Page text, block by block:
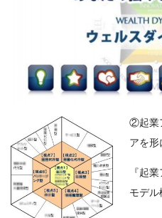
②起業
アを形
『起
モデル